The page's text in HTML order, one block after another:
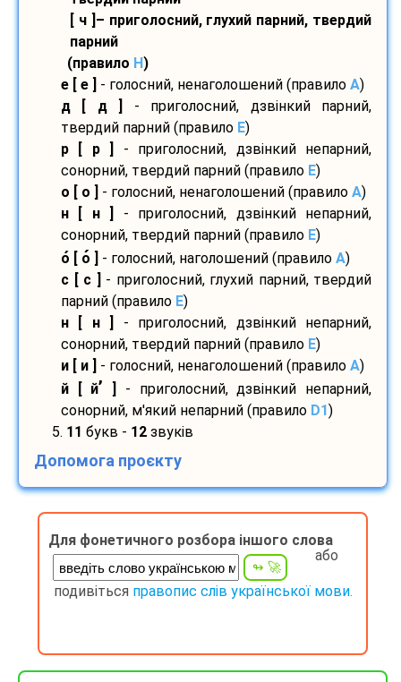
[ ч ]– приголосний, глухий парний, твердий
парний
(правило H)
е [ е ]
- голосний, ненаголошений (правило A)
д [ д ]
- приголосний, дзвінкий парний,
твердий парний (правило E)
р [ р ]
- приголосний, дзвінкий непарний,
сонорний, твердий парний (правило E)
о [ о ]
- голосний, ненаголошений (правило A)
н [ н ]
- приголосний, дзвінкий непарний,
сонорний, твердий парний (правило E)
о [ о - голосний, наголошений (правило A)
с [ с ]
- приголосний, глухий парний, твердий
парний (правило E)
н [ н ]
- приголосний, дзвінкий непарний,
сонорний, твердий парний (правило E)
и [ и ]
- голосний, ненаголошений (правило A)
й [ й’
- приголосний, дзвінкий непарний,
сонорний, м'який непарний (правило D1)
5. 11 букв - 12 звуків
Допомога проєкту
Для фонетичного розбора іншого слова
або
подивіться правопис слів української мови.